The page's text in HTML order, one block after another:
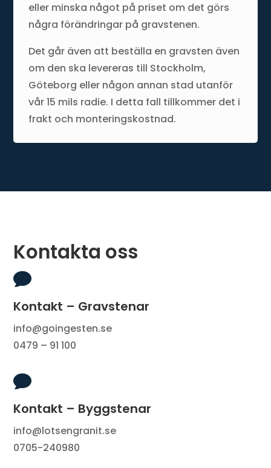
eller minska något på priset om det görs
några förändringar på gravstenen.
Det går även att beställa en gravsten även
om den ska levereras till Stockholm,
Göteborg eller någon annan stad utanför
vår 15 mils radie. I detta fall tillkommer det i
frakt och monteringskostnad.
Kontakta oss

Kontakt – Gravstenar
info@goingesten.se
0479 – 91 100

Kontakt – Byggstenar
info@lotsengranit.se
0705-240980